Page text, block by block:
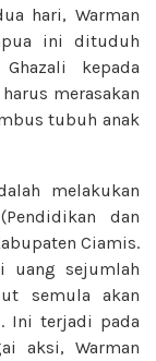
hari, Warman
ini dituduh
kepada
merasakan
tubuh anak
melakukan
dan
Ciamis.
uang sejumlah
semula akan
Ini terjadi pada
aksi, Warman